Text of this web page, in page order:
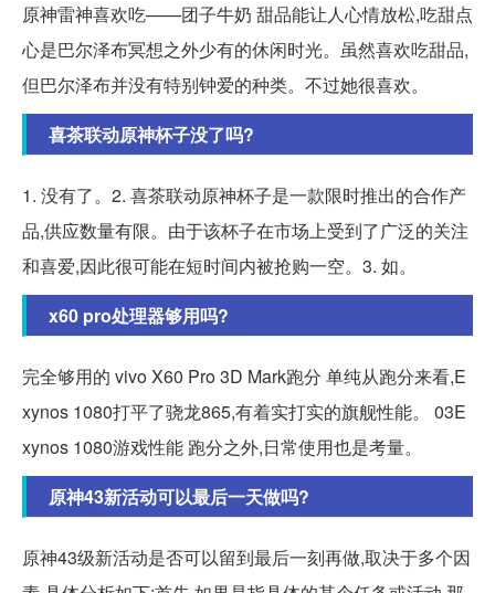
原神雷神喜欢吃——团子牛奶 甜品能让人心情放松,吃甜点
心是巴尔泽布冥想之外少有的休闲时光。虽然喜欢吃甜品,
但巴尔泽布并没有特别钟爱的种类。不过她很喜欢。
喜茶联动原神杯子没了吗?
1. 没有了。2. 喜茶联动原神杯子是一款限时推出的合作产
品,供应数量有限。由于该杯子在市场上受到了广泛的关注
和喜爱,因此很可能在短时间内被抢购一空。3. 如。
x60 pro处理器够用吗?
完全够用的 vivo X60 Pro 3D Mark跑分 单纯从跑分来看,E
xynos 1080打平了骁龙865,有着实打实的旗舰性能。 03E
xynos 1080游戏性能 跑分之外,日常使用也是考量。
原神43新活动可以最后一天做吗?
原神43级新活动是否可以留到最后一刻再做,取决于多个因